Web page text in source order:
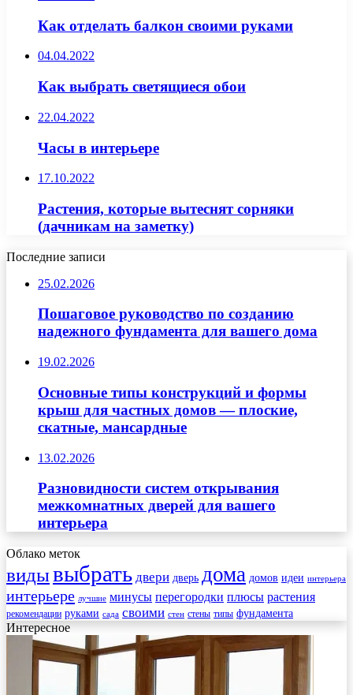
Как отделать балкон своими руками
04.04.2022
Как выбрать светящиеся обои
22.04.2022
Часы в интерьере
17.10.2022
Растения, которые вытеснят сорняки
(дачникам на заметку)
Последние записи
25.02.2026
Пошаговое руководство по созданию
надежного фундамента для вашего дома
19.02.2026
Основные типы конструкций и формы
крыш для частных домов — плоские,
скатные, мансардные
13.02.2026
Разновидности систем открывания
межкомнатных дверей для вашего
интерьера
Облако меток
видывыбрать двери дверь дома домов идеи интерьера
интерьере лучшие минусы перегородки плюсы растения
рекомендации руками сада своими стен стены типы фундамента
Интересное